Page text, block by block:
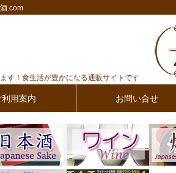
.com
す！食生活が豊かになる通販サイトです
利用案内 お問い合せ